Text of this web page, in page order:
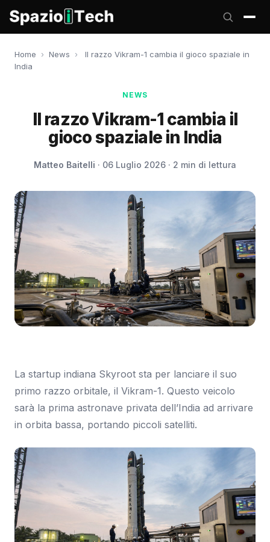
Home › News ›
Il razzo Vikram-1 cambia il gioco spaziale in
India
NEWS
Il razzo Vikram-1 cambia il
gioco spaziale in India
Matteo Baitelli · 06 Luglio 2026 · 2 min di lettura
La startup indiana Skyroot sta per lanciare il suo
primo razzo orbitale, il Vikram-1. Questo veicolo
sarà la prima astronave privata dell’India ad arrivare
in orbita bassa, portando piccoli satelliti.